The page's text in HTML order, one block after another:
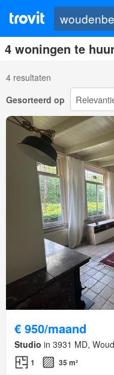
4 woningen te
4 resultaten
Gesorteerd op
€ 950/maand
Studio in 3931 MD,
1 35 m²